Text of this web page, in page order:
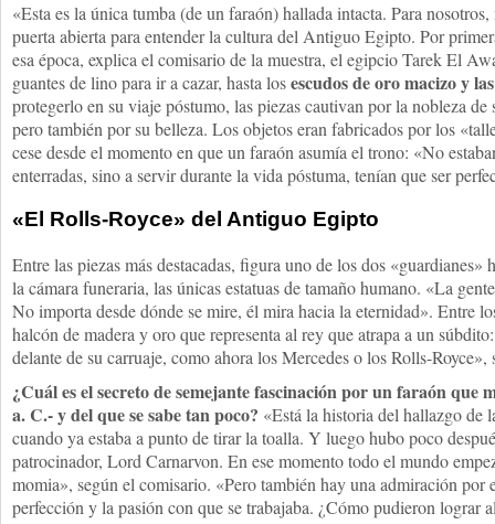
«Esta es la única tumba (de un faraón) hallada intacta. Para
puerta abierta para entender la cultura del Antiguo Egipto. Por
esa época, explica el comisario de la muestra, el egipcio Tarek El
guantes de lino para ir a cazar, hasta losescudos de oro macizo y
protegerlo en su viaje póstumo, las piezas cautivan por la nobleza de
pero también por su belleza. Los objetos eran fabricados por los
cese desde el momento en que un faraón asumía el trono: «No
enterradas, sino a servir durante la vida póstuma, tenían que ser
«El Rolls-Royce» del Antiguo Egipto
Entre las piezas más destacadas, figura uno de los dos «guardianes»
la cámara funeraria, las únicas estatuas de tamaño humano. «La
No importa desde dónde se mire, él mira hacia la eternidad». Entre
halcón de madera y oro que representa al rey que atrapa a un
delante de su carruaje, como ahora los Mercedes o los Rolls-
¿Cuál es el secreto de semejante fascinación por un faraón que
a. C.- y del que se sabe tan poco? «Está la historia del hallazgo de
cuando ya estaba a punto de tirar la toalla. Y luego hubo poco
patrocinador, Lord Carnarvon. En ese momento todo el mundo
momia», según el comisario. «Pero también hay una admiración
perfección y la pasión con que se trabajaba. ¿Cómo pudieron lograr